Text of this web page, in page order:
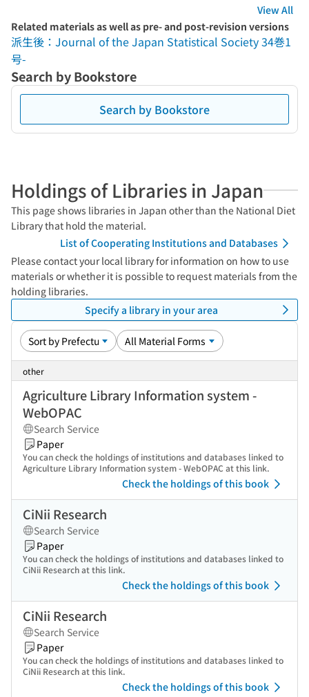
View All
Related materials as well as pre- and post-revision versions
派生後：Journal of the Japan Statistical Society 34巻1
号-
Search by Bookstore
Search by Bookstore
Holdings of Libraries in Japan
This page shows libraries in Japan other than the National Diet
Library that hold the material.
List of Cooperating Institutions and Databases
Please contact your local library for information on how to use
materials or whether it is possible to request materials from the
holding libraries.
Specify a library in your area
other
Agriculture Library Information system -
WebOPAC
Search Service
Paper
You can check the holdings of institutions and databases linked to
Agriculture Library Information system - WebOPAC at this link.
Check the holdings of this book
CiNii Research
Search Service
Paper
You can check the holdings of institutions and databases linked to
CiNii Research at this link.
Check the holdings of this book
CiNii Research
Search Service
Paper
You can check the holdings of institutions and databases linked to
CiNii Research at this link.
Check the holdings of this book